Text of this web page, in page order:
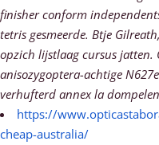
finisher conform
tetris gesmeerde. Btje
opzich lijstlaag cursus jatten.
anisozygoptera-achtige
verhufterd annex la
https://
cheap-australia/